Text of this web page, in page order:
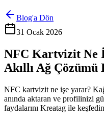
Blog'a Dön
31 Ocak 2026
NFC Kartvizit Ne
Akıllı Ağ Çözümü
NFC kartvizit ne işe yarar?
anında aktaran ve profilinizi
faydalarını Kreatag ile